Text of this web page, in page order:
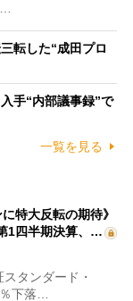
…
転した“成田プロ
手“内部議事録”で
一覧を見る
特大反転の期待》
1四半期決算、…
タンダード・
下落…